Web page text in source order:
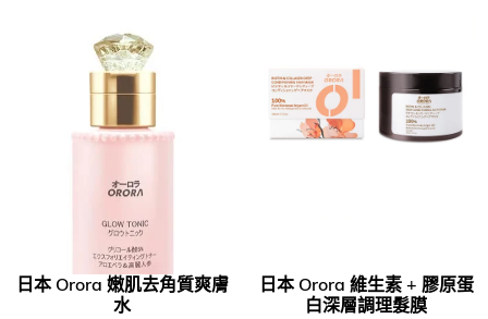
日本 Orora 嫩肌去角質爽膚
水
日本 Orora 維生素 + 膠原蛋
白深層調理髮膜